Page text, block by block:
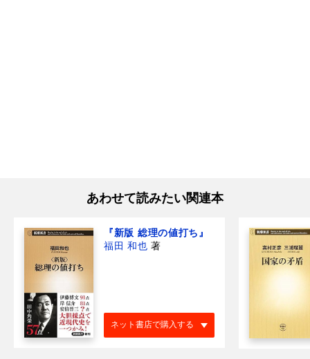
あわせて読みたい関連本
『新版 総理の値打ち』
福田 和也 著
ネット書店で購入する